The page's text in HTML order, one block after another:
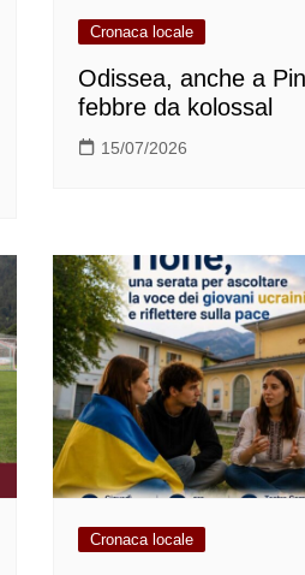
Cronaca locale
Odissea, anche a
febbre da kolossal
15/07/2026
Cronaca locale